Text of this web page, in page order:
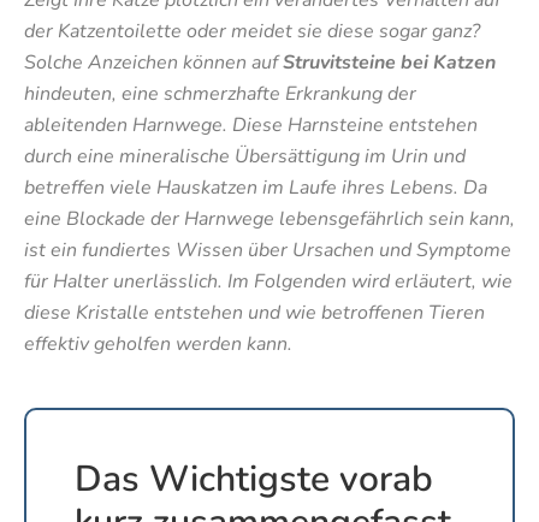
der Katzentoilette oder meidet sie diese sogar ganz?
Solche Anzeichen können aufStruvitsteine bei Katzen
hindeuten, eine schmerzhafte Erkrankung der
ableitenden Harnwege. Diese Harnsteine entstehen
durch eine mineralische Übersättigung im Urin und
betreffen viele Hauskatzen im Laufe ihres Lebens. Da
eine Blockade der Harnwege lebensgefährlich sein kann,
ist ein fundiertes Wissen über Ursachen und Symptome
für Halter unerlässlich. Im Folgenden wird erläutert, wie
diese Kristalle entstehen und wie betroffenen Tieren
effektiv geholfen werden kann.
Das Wichtigste vorab